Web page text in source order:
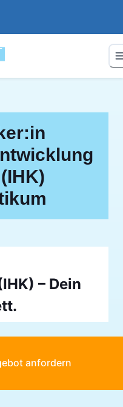
– Dein
anfordern